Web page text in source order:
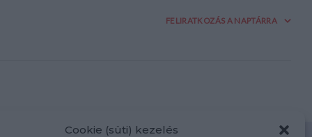
Cookie (süti) kezelés
FELIRATKOZÁS A NAPTÁRRA